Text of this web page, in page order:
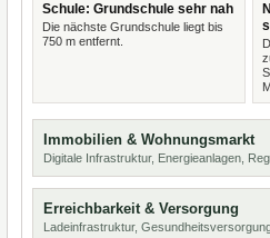
Schule: Grundschule sehr nah
Die nächste Grundschule liegt bis
750 m entfernt.
Immobilien & Wohnungsmarkt
Digitale Infrastruktur, Energieanlagen,
Erreichbarkeit & Versorgung
Ladeinfrastruktur,